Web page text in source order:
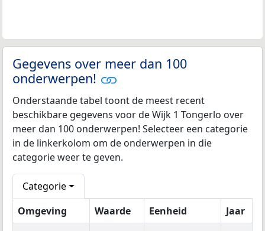
Gegevens over meer dan 100
onderwerpen!
Onderstaande tabel toont de meest recent
beschikbare gegevens voor de Wijk 1 Tongerlo over
meer dan 100 onderwerpen! Selecteer een categorie
in de linkerkolom om de onderwerpen in die
categorie weer te geven.
Categorie
Omgeving
Waarde Eenheid
Jaar